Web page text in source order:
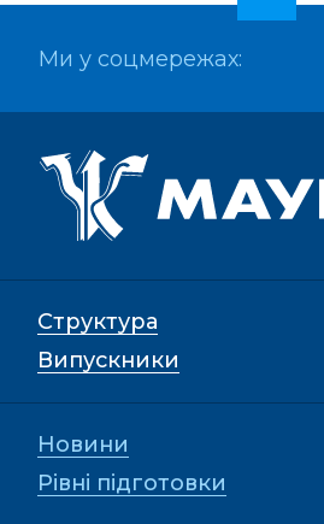
Ми у соцмережах:
Структура
Випускники
Новини
Рівні підготовки